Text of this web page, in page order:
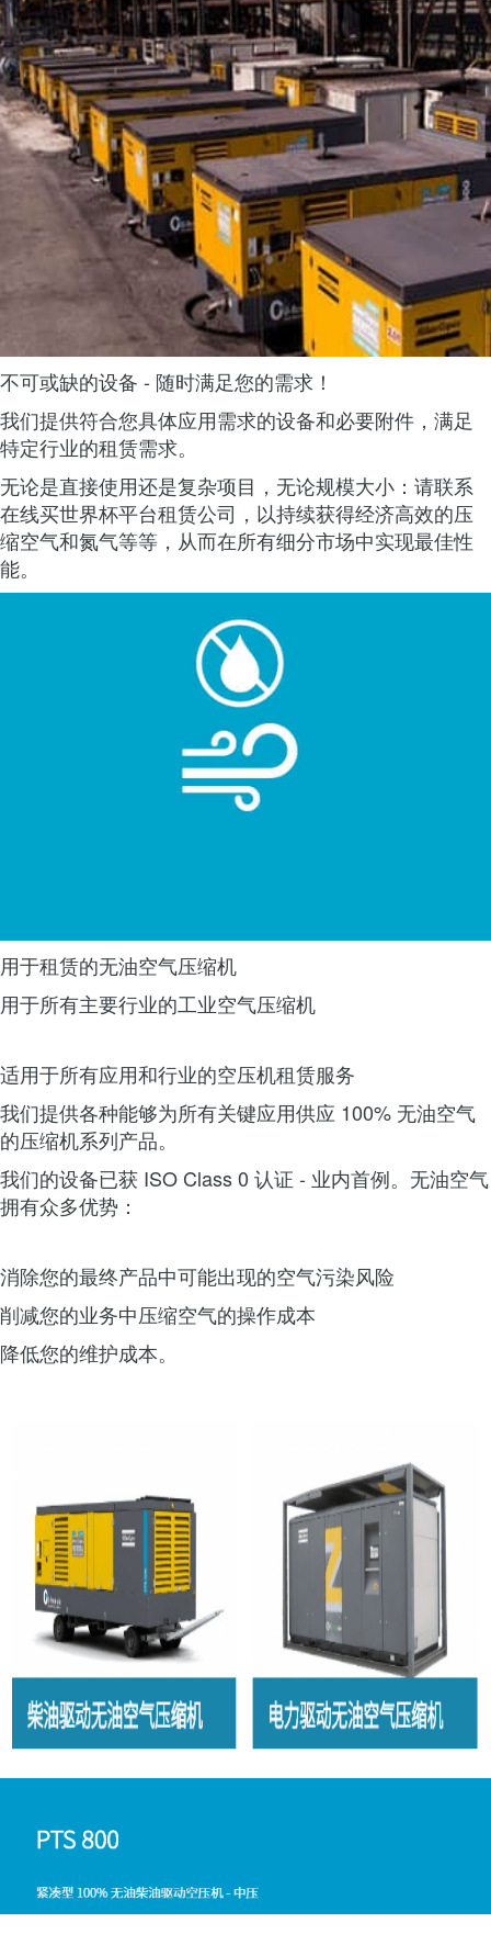
不可或缺的设备 - 随时满足您的需求！
我们提供符合您具体应用需求的设备和必要附件，满足
特定行业的租赁需求。
无论是直接使用还是复杂项目，无论规模大小：请联系
在线买世界杯平台租赁公司，以持续获得经济高效的压
缩空气和氮气等等，从而在所有细分市场中实现最佳性
能。
用于租赁的无油空气压缩机
用于所有主要行业的工业空气压缩机
适用于所有应用和行业的空压机租赁服务
我们提供各种能够为所有关键应用供应 100% 无油空气
的压缩机系列产品。
我们的设备已获 ISO Class 0 认证 - 业内首例。无油空气
拥有众多优势：
消除您的最终产品中可能出现的空气污染风险
削减您的业务中压缩空气的操作成本
降低您的维护成本。